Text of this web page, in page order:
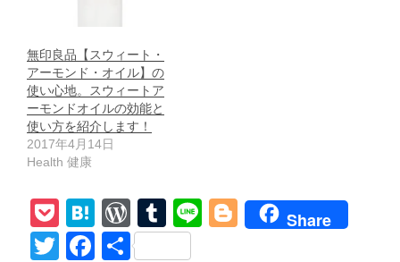
無印良品【スウィート・
アーモンド・オイル】の
使い心地。スウィートア
ーモンドオイルの効能と
使い方を紹介します！
2017年4月14日
Health 健康
P
o
H
at
W
or
T
u
Li
Bl
Share
T
F
共